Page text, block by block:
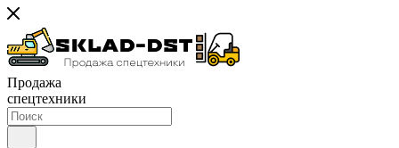
Продажа
спецтехники